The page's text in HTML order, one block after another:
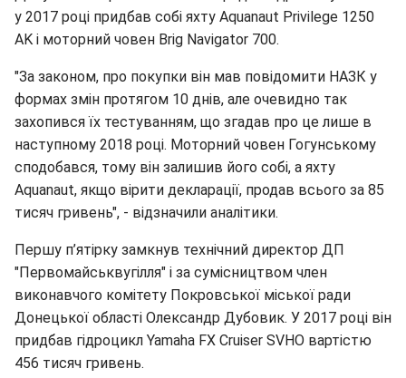
у 2017 році придбав собі яхту Aquanaut Privilege 1250
AK і моторний човен Brig Navigator 700.
"За законом, про покупки він мав повідомити НАЗК у
формах змін протягом 10 днів, але очевидно так
захопився їх тестуванням, що згадав про це лише в
наступному 2018 році. Моторний човен Гогунському
сподобався, тому він залишив його собі, а яхту
Aquanaut, якщо вірити декларації, продав всього за 85
тисяч гривень", - відзначили аналітики.
Першу п’ятірку замкнув технічний директор ДП
"Первомайськвугілля" і за сумісництвом член
виконавчого комітету Покровської міської ради
Донецької області Олександр Дубовик. У 2017 році він
придбав гідроцикл Yamaha FX Cruiser SVHO вартістю
456 тисяч гривень.